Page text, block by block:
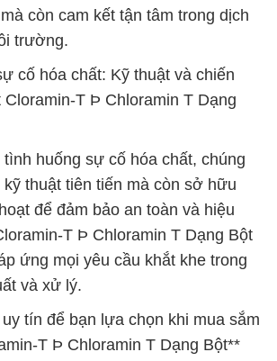
còn cam kết tận tâm trong dịch
trường.
cố hóa chất: Kỹ thuật và chiến
Cloramin-T Þ Chloramin T Dạng
huống sự cố hóa chất, chúng
thuật tiên tiến mà còn sở hữu
để đảm bảo an toàn và hiệu
T Þ Chloramin T Dạng Bột
ứng mọi yêu cầu khắt khe trong
và xử lý.
tín để bạn lựa chọn khi mua sắm
T Þ Chloramin T Dạng Bột**